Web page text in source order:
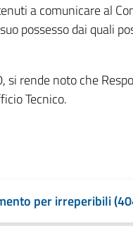
a comunicare al
possesso dai quali
rende noto che
Tecnico.
per irreperibili